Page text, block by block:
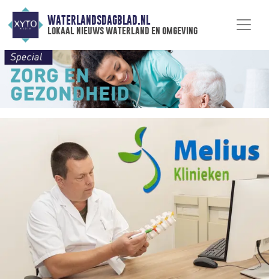
WATERLANDSDAGBLAD.NL
lokaal nieuws waterland en omgeving